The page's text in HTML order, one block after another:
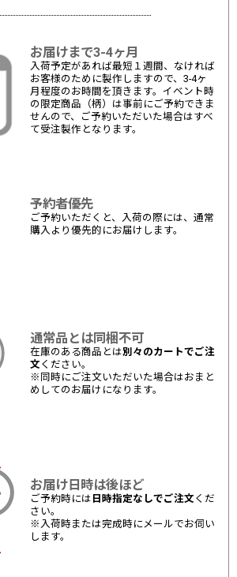
お届けまで3-4ヶ月
入荷予定があれば最短１週間、なければ
お客様のために製作しますので、3-4ヶ
月程度のお時間を頂きます。イベント時
の限定商品（柄）は事前にご予約できま
せんので、ご予約いただいた場合はすべ
て受注製作となります。
予約者優先
ご予約いただくと、入荷の際には、通常
購入より優先的にお届けします。
通常品とは同梱不可
在庫のある商品とは別々のカートでご注
文 ください。
※同時にご注文いただいた場合はおまと
めしてのお届けになります。
お届け日時は後ほど
ご予約時には 日時指定なしでご注文 くだ
さい。
※入荷時または完成時にメールでお伺い
します。